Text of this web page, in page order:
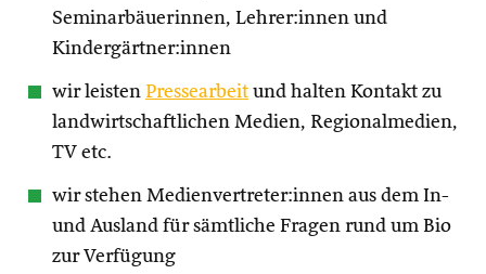
Seminarbäuerinnen, Lehrer:innen und
Kindergärtner:innen
wir leisten Pressearbeit und halten Kontakt zu
landwirtschaftlichen Medien, Regionalmedien,
TV etc.
wir stehen Medienvertreter:innen aus dem In-
und Ausland für sämtliche Fragen rund um Bio
zur Verfügung